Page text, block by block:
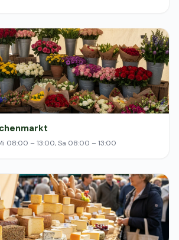
08:00 – 13:00, Sa 08:00 – 13:00